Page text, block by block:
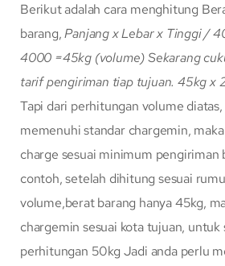
Berikut adalah cara menghitung
barang,Panjang x Lebar x Tinggi /
4000 =45kg (volume)Sekarang
tarif pengiriman tiap tujuan. 45kg x
Tapi dari perhitungan volume
memenuhi standar chargemin,
charge sesuai minimum pengiriman
contoh, setelah dihitung sesuai
volume,berat barang hanya 45kg,
chargemin sesuai kota tujuan, untuk
perhitungan 50kg Jadi anda perlu